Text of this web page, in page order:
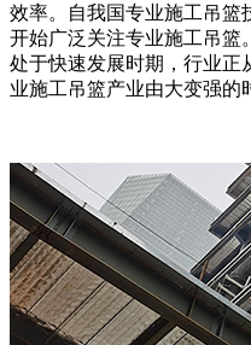
效率。自我国专业施工吊篮
开始广泛关注专业施工吊篮
处于快速发展时期，行业正
业施工吊篮产业由大变强的